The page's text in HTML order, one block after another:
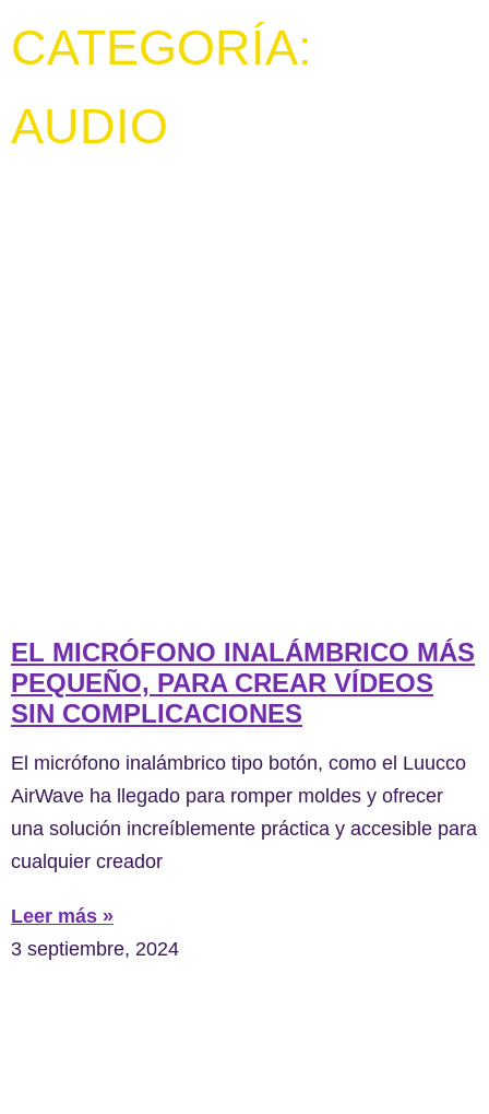
CATEGORÍA:
AUDIO
EL MICRÓFONO INALÁMBRICO MÁS
PEQUEÑO, PARA CREAR VÍDEOS
SIN COMPLICACIONES
El micrófono inalámbrico tipo botón, como el Luucco
AirWave ha llegado para romper moldes y ofrecer
una solución increíblemente práctica y accesible para
cualquier creador
Leer más »
3 septiembre, 2024